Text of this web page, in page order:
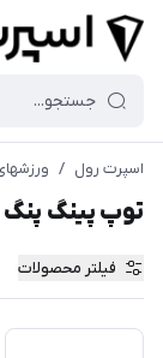
اسپرت رول /
توپ پینگ پنگ
فیلتر محصولات